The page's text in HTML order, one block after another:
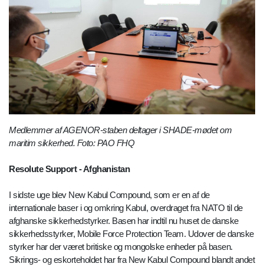
Medlemmer af AGENOR-staben deltager i SHADE-mødet om
maritim sikkerhed. Foto: PAO FHQ
Resolute Support - Afghanistan
I sidste uge blev New Kabul Compound, som er en af de
internationale baser i og omkring Kabul, overdraget fra NATO til de
afghanske sikkerhedstyrker. Basen har indtil nu huset de danske
sikkerhedsstyrker, Mobile Force Protection Team. Udover de danske
styrker har der været britiske og mongolske enheder på basen.
Sikrings- og eskorteholdet har fra New Kabul Compound blandt andet